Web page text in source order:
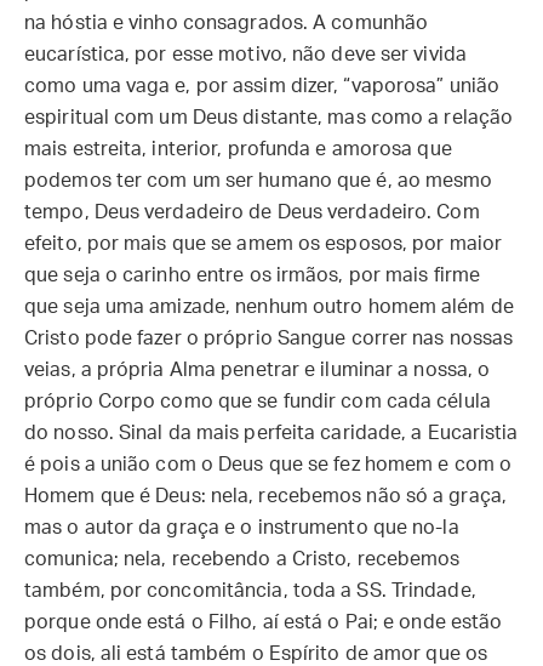
na hóstia e vinho consagrados. A comunhão
eucarística, por esse motivo, não deve ser vivida
como uma vaga e, por assim dizer, “vaporosa” união
espiritual com um Deus distante, mas como a relação
mais estreita, interior, profunda e amorosa que
podemos ter com um ser humano que é, ao mesmo
tempo, Deus verdadeiro de Deus verdadeiro. Com
efeito, por mais que se amem os esposos, por maior
que seja o carinho entre os irmãos, por mais firme
que seja uma amizade, nenhum outro homem além de
Cristo pode fazer o próprio Sangue correr nas nossas
veias, a própria Alma penetrar e iluminar a nossa, o
próprio Corpo como que se fundir com cada célula
do nosso. Sinal da mais perfeita caridade, a Eucaristia
é pois a união com o Deus que se fez homem e com o
Homem que é Deus: nela, recebemos não só a graça,
mas o autor da graça e o instrumento que no-la
comunica; nela, recebendo a Cristo, recebemos
também, por concomitância, toda a SS. Trindade,
porque onde está o Filho, aí está o Pai; e onde estão
os dois, ali está também o Espírito de amor que os